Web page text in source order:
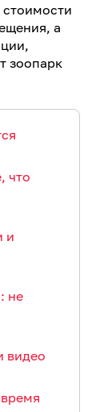
а
зоопарк
что
и
не
видео